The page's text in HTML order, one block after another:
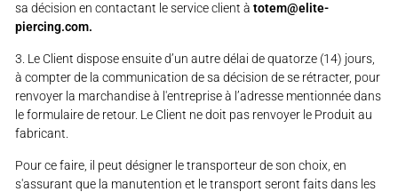
sa décision en contactant le service client à totem@elite-
piercing.com.
3. Le Client dispose ensuite d’un autre délai de quatorze (14) jours,
à compter de la communication de sa décision de se rétracter, pour
renvoyer la marchandise à l'entreprise à l’adresse mentionnée dans
le formulaire de retour. Le Client ne doit pas renvoyer le Produit au
fabricant.
Pour ce faire, il peut désigner le transporteur de son choix, en
s'assurant que la manutention et le transport seront faits dans les